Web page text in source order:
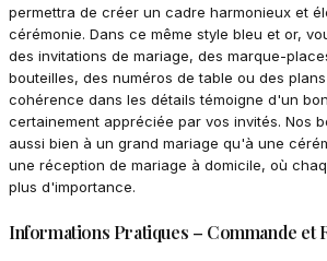
permettra de créer un cadre harmonieux et
cérémonie. Dans ce même style bleu et or,
des invitations de mariage, des marque-
bouteilles, des numéros de table ou des
cohérence dans les détails témoigne d'un
certainement appréciée par vos invités. Nos
aussi bien à un grand mariage qu'à une
une réception de mariage à domicile, où
plus d'importance.
Informations Pratiques – Commande et